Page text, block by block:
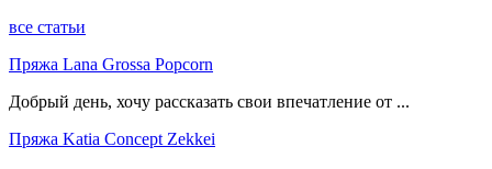
все статьи
Пряжа Lana Grossa Popcorn
Добрый день, хочу рассказать свои впечатление от ...
Пряжа Katia Concept Zekkei